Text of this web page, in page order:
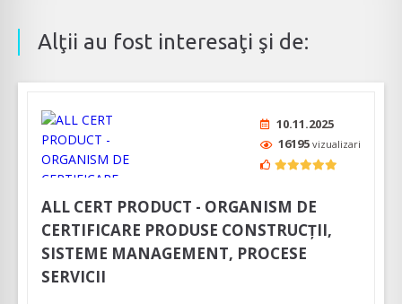
Alţii au fost interesaţi şi de:
10.11.2025
16195 vizualizari
ALL CERT PRODUCT - ORGANISM DE
CERTIFICARE PRODUSE CONSTRUCȚII,
SISTEME MANAGEMENT, PROCESE
SERVICII